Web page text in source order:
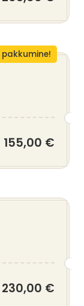
155,00 €
230,00 €